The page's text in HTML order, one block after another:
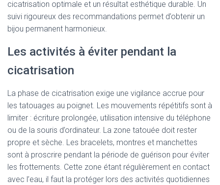
cicatrisation optimale et un résultat esthétique durable. Un
suivi rigoureux des recommandations permet d’obtenir un
bijou permanent harmonieux.
Les activités à éviter pendant la
cicatrisation
La phase de cicatrisation exige une vigilance accrue pour
les tatouages au poignet. Les mouvements répétitifs sont à
limiter : écriture prolongée, utilisation intensive du téléphone
ou de la souris d’ordinateur. La zone tatouée doit rester
propre et sèche. Les bracelets, montres et manchettes
sont à proscrire pendant la période de guérison pour éviter
les frottements. Cette zone étant régulièrement en contact
avec l’eau, il faut la protéger lors des activités quotidiennes